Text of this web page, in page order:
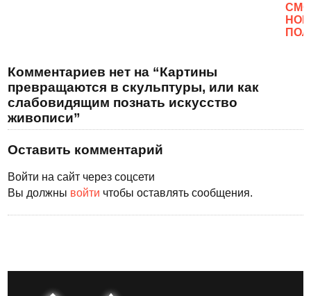
Комментариев нет на “Картины
превращаются в скульптуры, или как
слабовидящим познать искусство
живописи”
Оставить комментарий
Войти на сайт через соцсети
Вы должны войти чтобы оставлять сообщения.